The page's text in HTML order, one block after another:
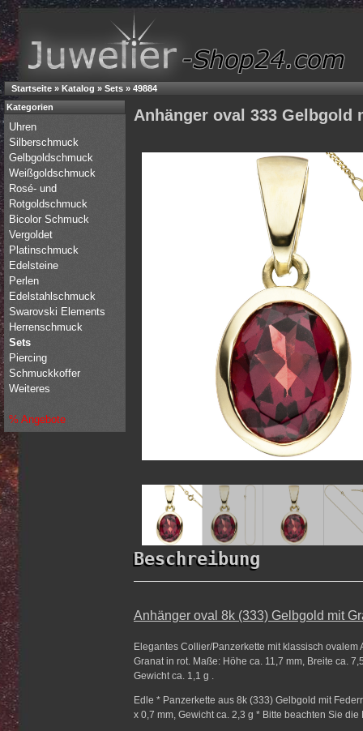
Startseite » Katalog » Sets » 49884
Anhänger oval 333
Beschreibung
Anhänger oval 8k (333) Gelbgold mit
Elegantes Collier/Panzerkette mit klassisch
Granat in rot. Maße: Höhe ca. 11,7 mm, Breite ca.
Gewicht ca. 1,1 g .
Edle * Panzerkette aus 8k (333) Gelbgold mit
x 0,7 mm, Gewicht ca. 2,3 g * Bitte beachten Sie
Kategorien
Uhren
Silberschmuck
Gelbgoldschmuck
Weißgoldschmuck
Rosé- und
Rotgoldschmuck
Bicolor Schmuck
Vergoldet
Platinschmuck
Edelsteine
Perlen
Edelstahlschmuck
Swarovski Elements
Herrenschmuck
Sets
Piercing
Schmuckkoffer
Weiteres
% Angebote